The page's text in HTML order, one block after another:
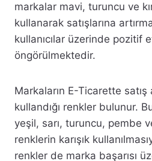
markalar mavi, turuncu ve
kullanarak satışlarına
kullanıcılar üzerinde pozitif
öngörülmektedir.
Markaların E-Ticarette satış
kullandığı renkler bulunur.
yeşil, sarı, turuncu, pembe
renklerin karışık
renkler de marka başarısı